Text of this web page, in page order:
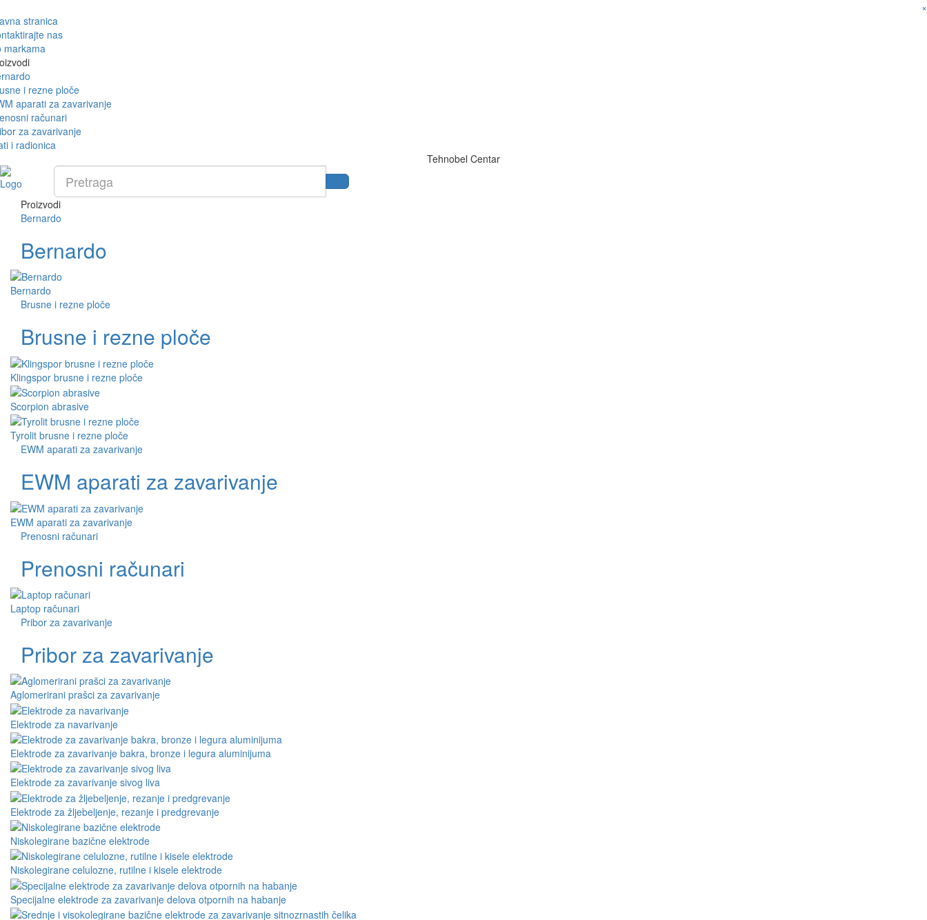
×
stranica
nas
markama
i rezne ploče
aparati za zavarivanje
računari
za zavarivanje
i radionica
Tehnobel Centar
Proizvodi
Bernardo
Bernardo
Bernardo
Brusne i rezne ploče
Brusne i rezne ploče
Klingspor brusne i rezne ploče
Scorpion abrasive
Tyrolit brusne i rezne ploče
EWM aparati za zavarivanje
EWM aparati za zavarivanje
EWM aparati za zavarivanje
Prenosni računari
Prenosni računari
Laptop računari
Pribor za zavarivanje
Pribor za zavarivanje
Aglomerirani prašci za zavarivanje
Elektrode za navarivanje
Elektrode za zavarivanje bakra, bronze i legura aluminijuma
Elektrode za zavarivanje sivog liva
Elektrode za žljebeljenje, rezanje i predgrevanje
Niskolegirane bazične elektrode
Niskolegirane celulozne, rutilne i kisele elektrode
Specijalne elektrode za zavarivanje delova otpornih na habanje